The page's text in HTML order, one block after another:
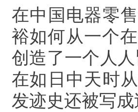
在中国电器零
裕如何从一个
创造了一个人
在如日中天时
发迹史还被写